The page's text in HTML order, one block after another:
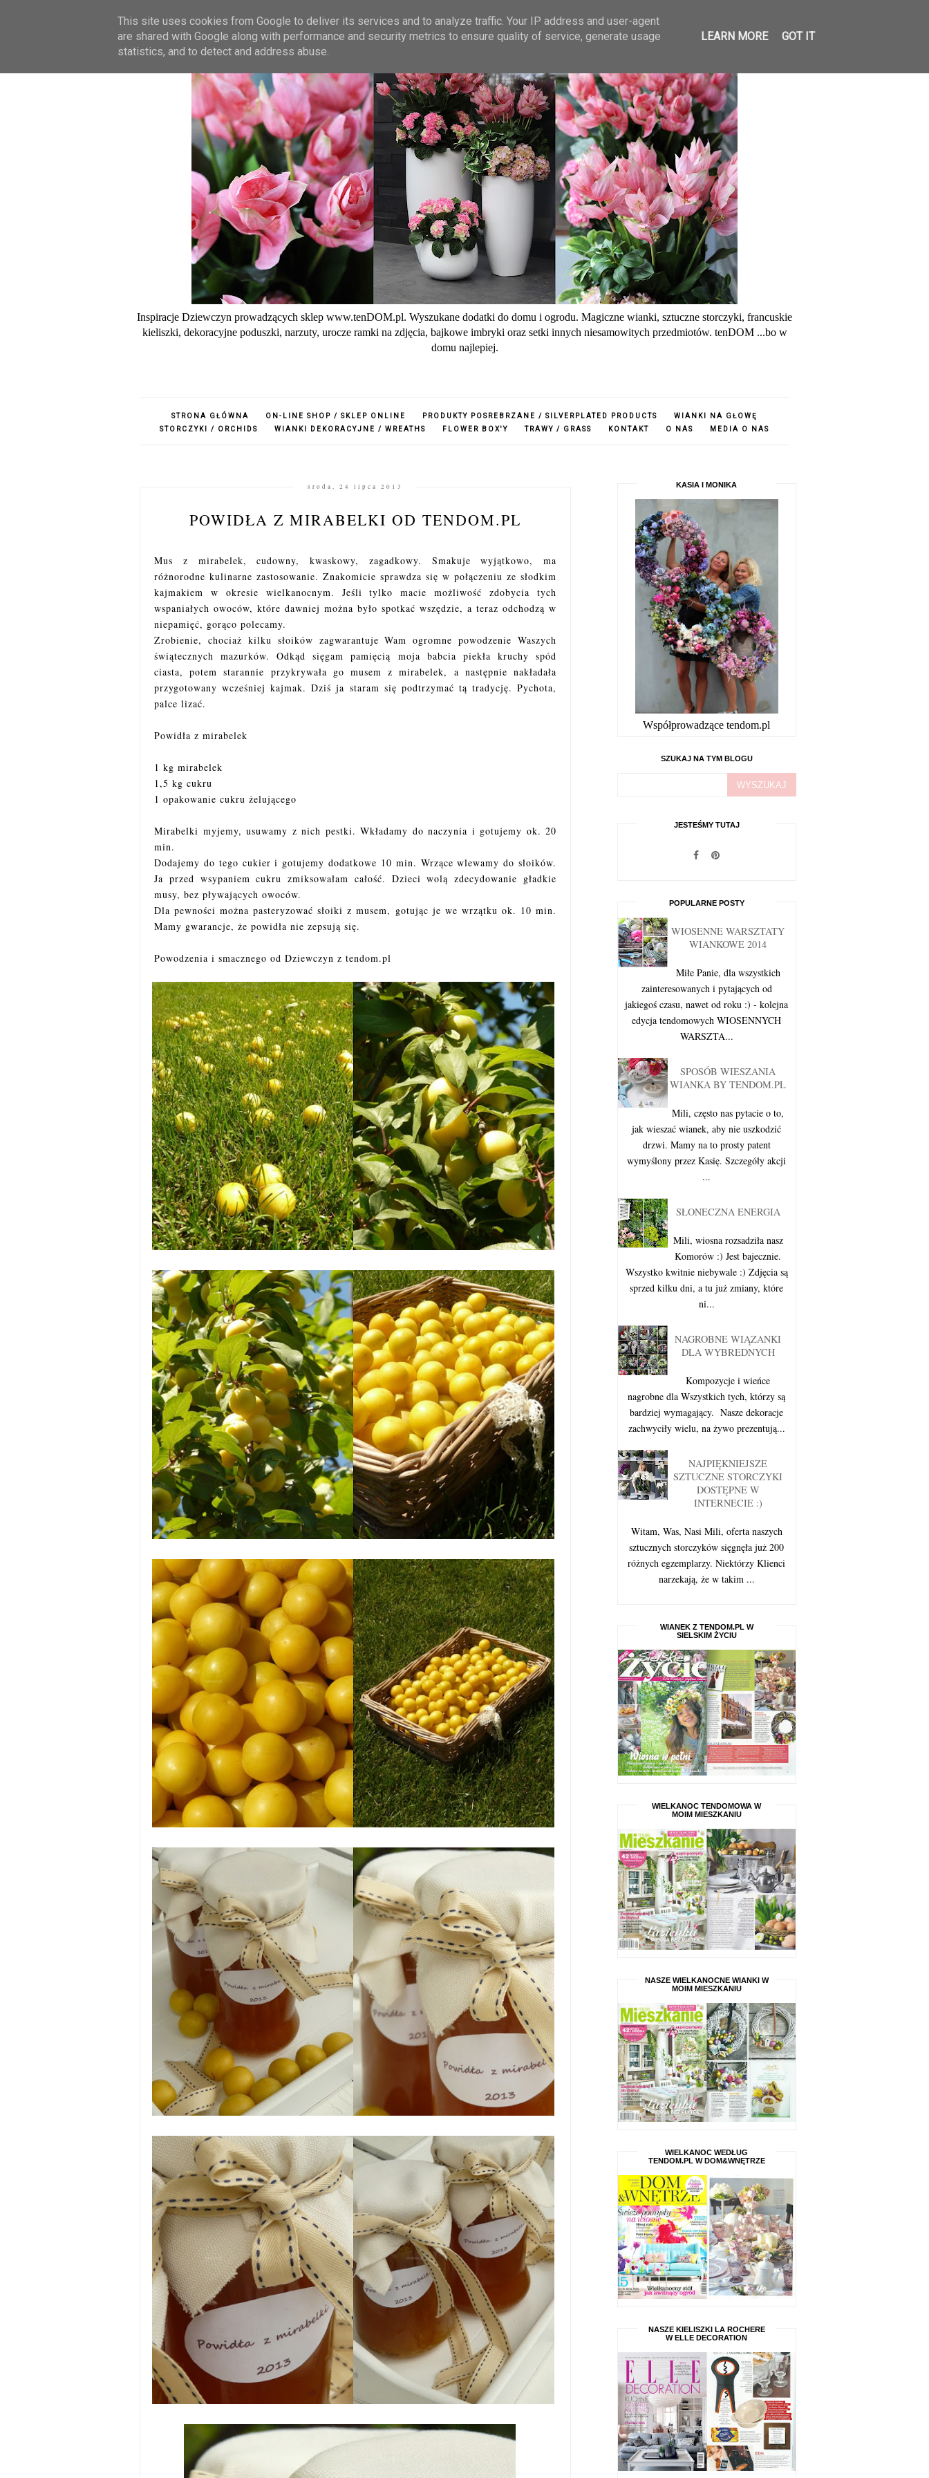
Inspiracje Dziewczyn prowadzących sklep www.tenDOM.pl. Wyszukane dodatki do domu i ogrodu. Magiczne wianki, sztuczne storczyki, francuskie
kieliszki, dekoracyjne poduszki, narzuty, urocze ramki na zdjęcia, bajkowe imbryki oraz setki innych niesamowitych przedmiotów. tenDOM ...bo w
domu najlepiej.
STRONA GŁÓWNA ON-LINE SHOP / SKLEP ONLINE PRODUKTY POSREBRZANE / SILVERPLATED PRODUCTS
WIANKI NA GŁOWĘ
STORCZYKI / ORCHIDS
WIANKI DEKORACYJNE / WREATHS FLOWER BOX'Y TRAWY / GRASS KONTAKT O NAS MEDIA O NAS
środa, 24 lipca 2013
POWIDŁA Z MIRABELKI OD TENDOM.PL
Mus z mirabelek, cudowny, kwaskowy, zagadkowy. Smakuje wyjątkowo, ma
różnorodne kulinarne zastosowanie. Znakomicie sprawdza się w połączeniu ze słodkim
kajmakiem w okresie wielkanocnym. Jeśli tylko macie możliwość zdobycia tych
wspaniałych owoców, które dawniej można było spotkać wszędzie, a teraz odchodzą w
niepamięć, gorąco polecamy.
Zrobienie, chociaż kilku słoików zagwarantuje Wam ogromne powodzenie Waszych
świątecznych mazurków. Odkąd sięgam pamięcią moja babcia piekła kruchy spód
ciasta, potem starannie przykrywała go musem z mirabelek, a następnie nakładała
przygotowany wcześniej kajmak. Dziś ja staram się podtrzymać tą tradycję. Pychota,
palce lizać.
Powidła z mirabelek
1 kg mirabelek
1,5 kg cukru
1 opakowanie cukru żelującego
Mirabelki myjemy, usuwamy z nich pestki. Wkładamy do naczynia i gotujemy ok. 20
min.
Dodajemy do tego cukier i gotujemy dodatkowe 10 min. Wrzące wlewamy do słoików.
Ja przed wsypaniem cukru zmiksowałam całość. Dzieci wolą zdecydowanie gładkie
musy, bez pływających owoców.
Dla pewności można pasteryzować słoiki z musem, gotując je we wrzątku ok. 10 min.
Mamy gwarancje, że powidła nie zepsują się.
Powodzenia i smacznego od Dziewczyn z tendom.pl
KASIA I MONIKA
Współprowadzące tendom.pl
SZUKAJ NA TYM BLOGU
JESTEŚMY TUTAJ
POPULARNE POSTY
WIOSENNE WARSZTATY
WIANKOWE 2014
Miłe Panie, dla wszystkich
zainteresowanych i pytających od
jakiegoś czasu, nawet od roku :) - kolejna
edycja tendomowych WIOSENNYCH
WARSZTA...
SPOSÓB WIESZANIA
WIANKA BY TENDOM.PL
Mili, często nas pytacie o to,
jak wieszać wianek, aby nie uszkodzić
drzwi. Mamy na to prosty patent
wymyślony przez Kasię. Szczegóły akcji
...
SŁONECZNA ENERGIA
Mili, wiosna rozsadziła nasz
Komorów :) Jest bajecznie.
Wszystko kwitnie niebywale :) Zdjęcia są
sprzed kilku dni, a tu już zmiany, które
ni...
NAGROBNE WIĄZANKI
DLA WYBREDNYCH
Kompozycje i wieńce
nagrobne dla Wszystkich tych, którzy są
bardziej wymagający. Nasze dekoracje
zachwyciły wielu, na żywo prezentują...
NAJPIĘKNIEJSZE
SZTUCZNE STORCZYKI
DOSTĘPNE W
INTERNECIE :)
Witam, Was, Nasi Mili, oferta naszych
sztucznych storczyków sięgnęła już 200
różnych egzemplarzy. Niektórzy Klienci
narzekają, że w takim ...
WIANEK Z TENDOM.PL W
SIELSKIM ŻYCIU
WIELKANOC TENDOMOWA W
MOIM MIESZKANIU
NASZE WIELKANOCNE WIANKI W
MOIM MIESZKANIU
WIELKANOC WEDŁUG
TENDOM.PL W DOM&WNĘTRZE
NASZE KIELISZKI LA ROCHERE
W ELLE DECORATION
This site uses cookies from Google to deliver its services and to analyze traffic. Your IP address and user-agent
are shared with Google along with performance and security metrics to ensure quality of service, generate usage
statistics, and to detect and address abuse.
LEARN MORE GOT IT